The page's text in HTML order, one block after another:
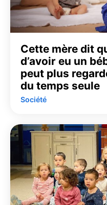
Cette mère dit
d’avoir eu un
peut plus
du temps seule
Société